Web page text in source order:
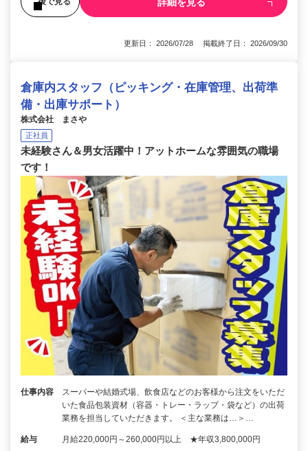
更新日： 2026/07/28 掲載終了日： 2026/09/30
倉庫内スタッフ（ピッキング・在庫管理、出荷準
備・出庫サポート）
株式会社 まさや
正社員
未経験さん＆男女活躍中！アットホームな雰囲気の職場
です！
仕事内容
スーパーや結婚式場、飲食店などのお客様から注文をいただ
いた食品包装資材（容器・トレー・ラップ・袋など）の出荷
業務を担当していただきます。 ＜主な業務は…＞…
給与 月給220,000円～260,000円以上 ★年収3,800,000円